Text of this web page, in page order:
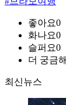
좋아요0
화나요0
슬퍼요0
더 궁금
최신뉴스